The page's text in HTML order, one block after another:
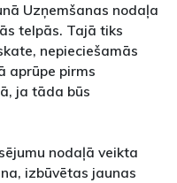
Uzņemšanas nodaļa
telpās. Tajā tiks
nepieciešamās
aprūpe pirms
ja tāda būs
nodaļā veikta
izbūvētas jaunas